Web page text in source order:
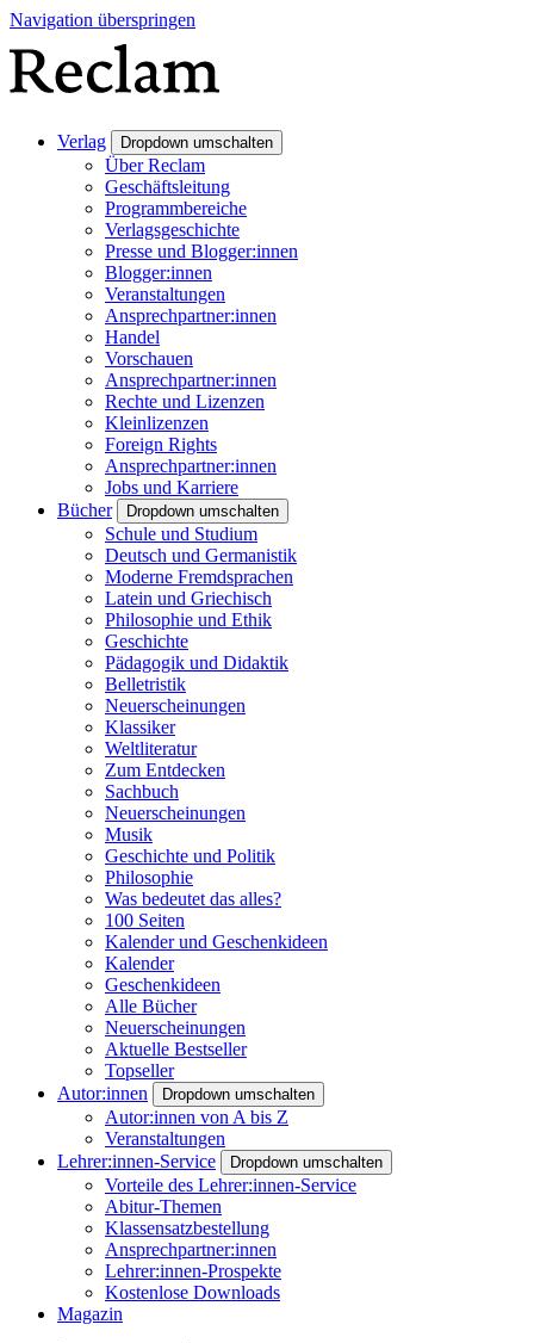
Navigation überspringen
Verlag Dropdown umschalten
Über Reclam
Geschäftsleitung
Programmbereiche
Verlagsgeschichte
Presse und Blogger:innen
Blogger:innen
Veranstaltungen
Ansprechpartner:innen
Handel
Vorschauen
Ansprechpartner:innen
Rechte und Lizenzen
Kleinlizenzen
Foreign Rights
Ansprechpartner:innen
Jobs und Karriere
Bücher
Dropdown umschalten
Schule und Studium
Deutsch und Germanistik
Moderne Fremdsprachen
Latein und Griechisch
Philosophie und Ethik
Geschichte
Pädagogik und Didaktik
Belletristik
Neuerscheinungen
Klassiker
Weltliteratur
Zum Entdecken
Sachbuch
Neuerscheinungen
Musik
Geschichte und Politik
Philosophie
Was bedeutet das alles?
100 Seiten
Kalender und Geschenkideen
Kalender
Geschenkideen
Alle Bücher
Neuerscheinungen
Aktuelle Bestseller
Topseller
Autor:innen
Dropdown umschalten
Autor:innen von A bis Z
Veranstaltungen
Lehrer:innen-Service
Dropdown umschalten
Vorteile des Lehrer:innen-Service
Abitur-Themen
Klassensatzbestellung
Ansprechpartner:innen
Lehrer:innen-Prospekte
Kostenlose Downloads
Magazin